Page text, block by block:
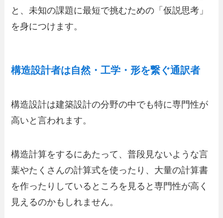
と、未知の課題に最短で挑むための「仮説思考」
を身につけます。
構造設計者は自然・工学・形を繋ぐ通訳者
構造設計は建築設計の分野の中でも特に専門性が
高いと言われます。
構造計算をするにあたって、普段見ないような言
葉やたくさんの計算式を使ったり、大量の計算書
を作ったりしているところを見ると専門性が高く
見えるのかもしれません。